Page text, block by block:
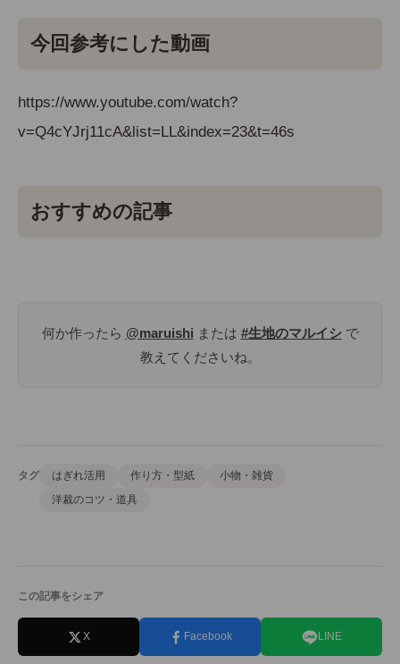
今回参考にした動画
https://www.youtube.com/watch?
v=Q4cYJrj11cA&list=LL&index=23&t=46s
おすすめの記事
何か作ったら @maruishi または #生地のマルイシで
教えてくださいね。
タグ はぎれ活用 作り方・型紙
小物・雑貨
洋裁のコツ・道具
この記事をシェア
X Facebook LINE